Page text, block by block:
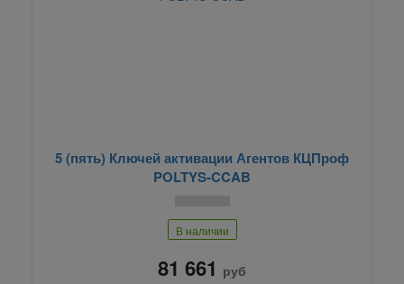
5 (пять) Ключей активации Агентов КЦПроф
POLTYS-CCAB
В наличии
81 661 руб